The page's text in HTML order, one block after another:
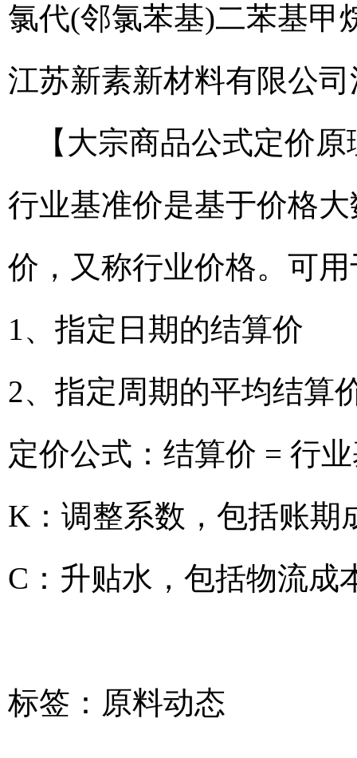
氯代(邻氯苯基)二苯基
江苏新素新材料有限公司
【大宗商品公式定价
行业基准价是基于价格
价，又称行业价格。可
1、指定日期的结算价
2、指定周期的平均结算
定价公式：结算价 = 行
K：调整系数，包括账期
C：升贴水，包括物流成
标签： 原料动态